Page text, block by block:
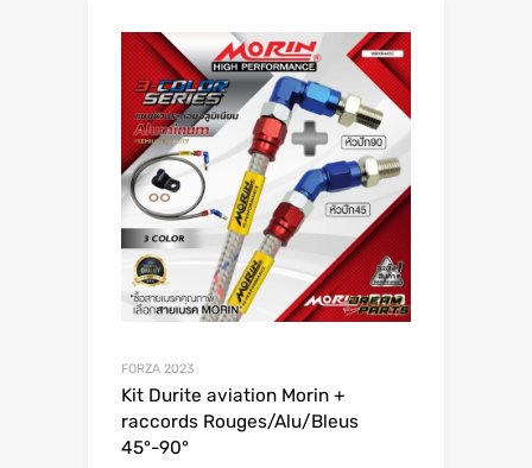
FORZA 2023
Kit Durite aviation Morin +
raccords Rouges/Alu/Bleus
45°-90°